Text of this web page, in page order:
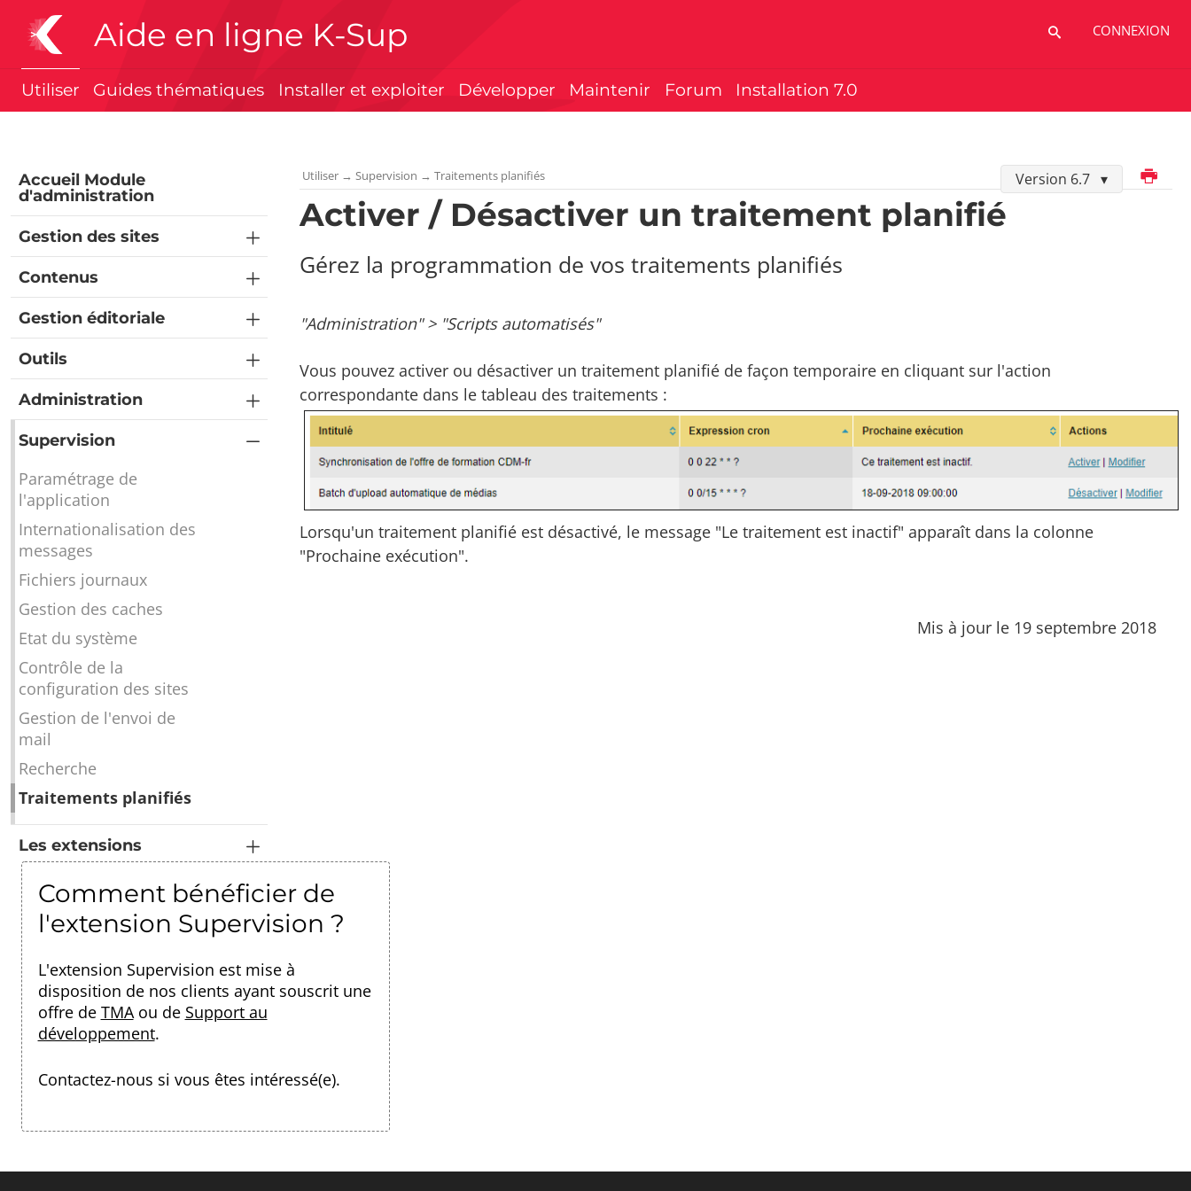
Aide en ligne K-Sup CONNEXION
Utiliser Guides thématiques Installer et exploiter Développer Maintenir Forum Installation 7.0
Accueil Module
d'administration
Gestion des sites
Contenus
Gestion éditoriale
Outils
Administration
Supervision
Paramétrage de
l'application
Internationalisation des
messages
Fichiers journaux
Gestion des caches
Etat du système
Contrôle de la
configuration des sites
Gestion de l'envoi de
mail
Recherche
Traitements planifiés
Les extensions
Version 6.7Imprimer
Utiliser →Supervision →Traitements planifiés
Activer / Désactiver un traitement planifié
Gérez la programmation de vos traitements planifiés
"Administration" > "Scripts automatisés"
Vous pouvez activer ou désactiver un traitement planifié de façon temporaire en cliquant sur l'action
correspondante dans le tableau des traitements :
Lorsqu'un traitement planifié est désactivé, le message "Le traitement est inactif" apparaît dans la colonne
"Prochaine exécution".
Mis à jour le 19 septembre 2018
Comment bénéficier de
l'extension Supervision ?
L'extension Supervision est mise à
disposition de nos clients ayant souscrit une
offre de TMAou de Support au
développement.
Contactez-nous si vous êtes intéressé(e).